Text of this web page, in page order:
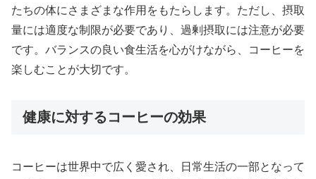
たちの体にさまざまな作用をもたらします。ただし、摂取
量には適度な制限が必要であり、過剰摂取には注意が必要
です。バランスの良い食生活を心がけながら、コーヒーを
楽しむことが大切です。
健康に対するコーヒーの効果
コーヒーは世界中で広く愛され、日常生活の一部となって